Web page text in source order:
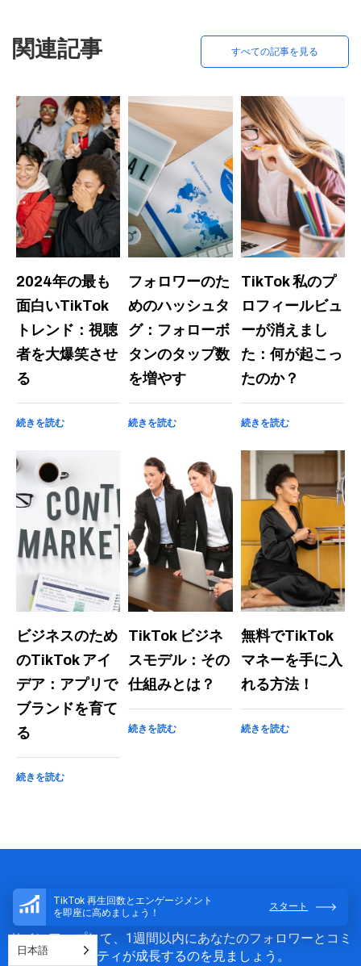
TikTok 再生回数とエンゲージメント
を即座に高めましょう！
スタート
関連記事 すべての記事を見る
2024年の最も
面白いTikTok
トレンド：視聴
者を大爆笑させ
る
続きを読む
フォロワーのた
めのハッシュタ
グ：フォローボ
タンのタップ数
を増やす
続きを読む
TikTok 私のプ
ロフィールビュ
ーが消えまし
た：何が起こっ
たのか？
続きを読む
ビジネスのため
のTikTok アイ
デア：アプリで
ブランドを育て
る
続きを読む
TikTok ビジネ
スモデル：その
仕組みとは？
続きを読む
無料でTikTok
マネーを手に入
れる方法！
続きを読む
今日から始めよう
サインアップして、1週間以内にあなたのフォロワーとコミ
ュニティが成長するのを見ましょう。
日本語